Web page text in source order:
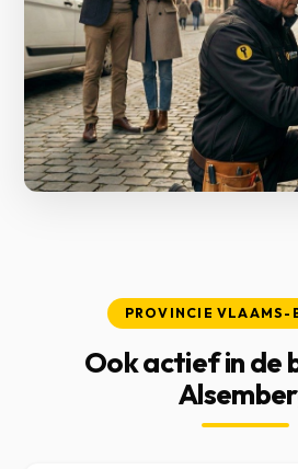
PROVINCIE VLAAMS-
Ook actief in de